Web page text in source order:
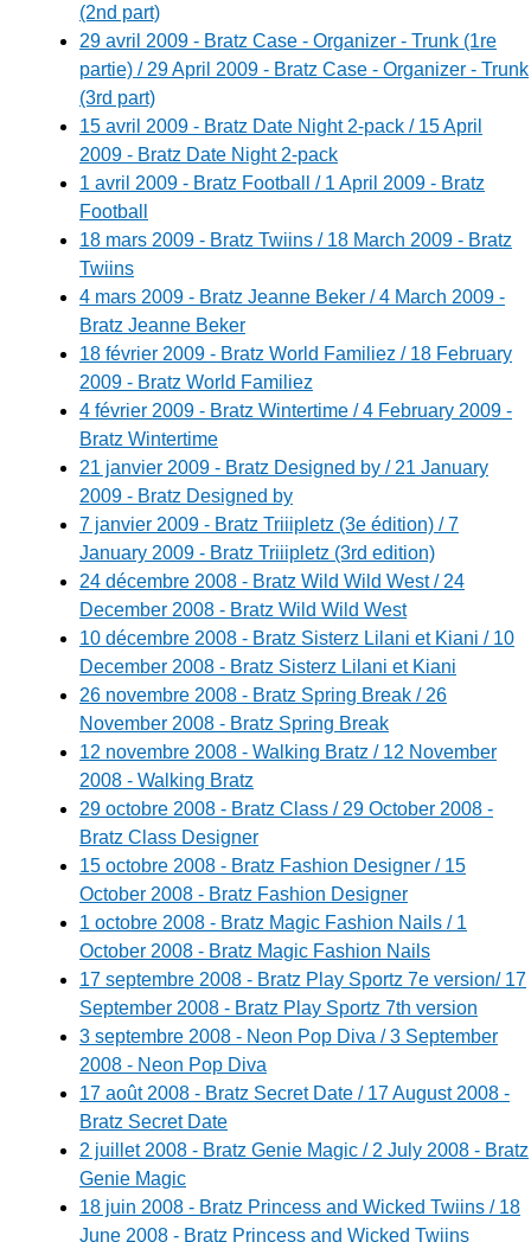
(2nd part)
29 avril 2009 - Bratz Case - Organizer - Trunk (1re
partie) / 29 April 2009 - Bratz Case - Organizer - Trunk
(3rd part)
15 avril 2009 - Bratz Date Night 2-pack / 15 April
2009 - Bratz Date Night 2-pack
1 avril 2009 - Bratz Football / 1 April 2009 - Bratz
Football
18 mars 2009 - Bratz Twiins / 18 March 2009 - Bratz
Twiins
4 mars 2009 - Bratz Jeanne Beker / 4 March 2009 -
Bratz Jeanne Beker
18 février 2009 - Bratz World Familiez / 18 February
2009 - Bratz World Familiez
4 février 2009 - Bratz Wintertime / 4 February 2009 -
Bratz Wintertime
21 janvier 2009 - Bratz Designed by / 21 January
2009 - Bratz Designed by
7 janvier 2009 - Bratz Triiipletz (3e édition) / 7
January 2009 - Bratz Triiipletz (3rd edition)
24 décembre 2008 - Bratz Wild Wild West / 24
December 2008 - Bratz Wild Wild West
10 décembre 2008 - Bratz Sisterz Lilani et Kiani / 10
December 2008 - Bratz Sisterz Lilani et Kiani
26 novembre 2008 - Bratz Spring Break / 26
November 2008 - Bratz Spring Break
12 novembre 2008 - Walking Bratz / 12 November
2008 - Walking Bratz
29 octobre 2008 - Bratz Class / 29 October 2008 -
Bratz Class Designer
15 octobre 2008 - Bratz Fashion Designer / 15
October 2008 - Bratz Fashion Designer
1 octobre 2008 - Bratz Magic Fashion Nails / 1
October 2008 - Bratz Magic Fashion Nails
17 septembre 2008 - Bratz Play Sportz 7e version/ 17
September 2008 - Bratz Play Sportz 7th version
3 septembre 2008 - Neon Pop Diva / 3 September
2008 - Neon Pop Diva
17 août 2008 - Bratz Secret Date / 17 August 2008 -
Bratz Secret Date
2 juillet 2008 - Bratz Genie Magic / 2 July 2008 - Bratz
Genie Magic
18 juin 2008 - Bratz Princess and Wicked Twiins / 18
June 2008 - Bratz Princess and Wicked Twiins